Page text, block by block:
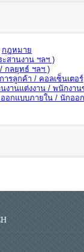
กฎหมาย
สานงาน ฯลฯ )
กลยุทธ์ ฯลฯ )
ารลูกค้า / คอลเซ็นเตอร์
งานแต่งงาน / พนักงาน
อกแบบภายใน / นักออ